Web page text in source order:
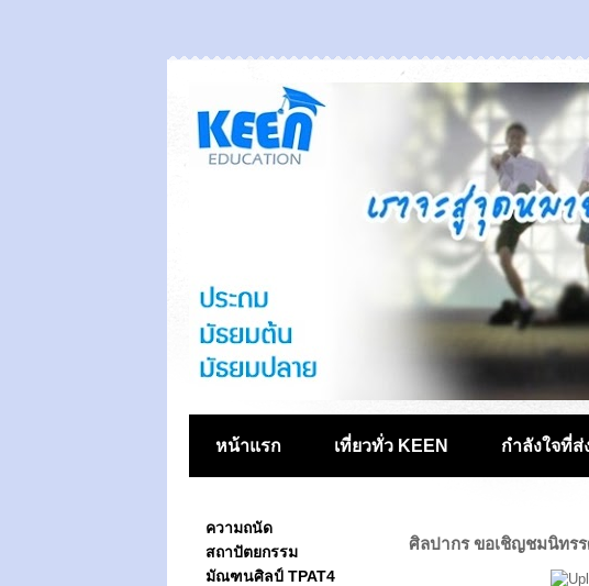
หน้าแรก เที่ยวทั่ว KEEN กำลังใจที่
ศิลปากร ขอเชิญชมนิทรร
ความถนัด
สถาปัตยกรรม
มัณฑนศิลป์ TPAT4